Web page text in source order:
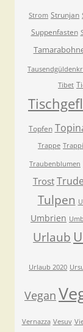
Strom Strunjan
Suppenfasten
Tibet
Topfen
Trappe
Traubenblumen
Trost Trude
Tulpen
Umbrien
Urlaub
Urlaub 2020
Vegan
Vernazza Vesuv